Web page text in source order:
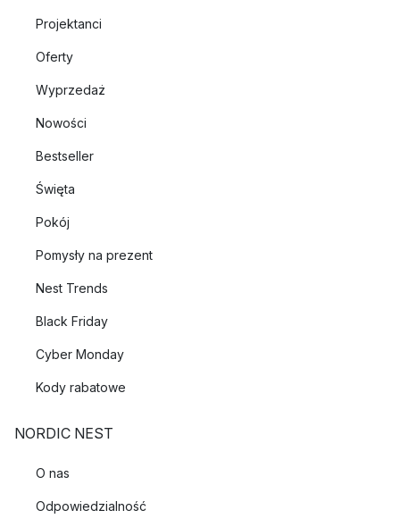
Projektanci
Oferty
Wyprzedaż
Nowości
Bestseller
Święta
Pokój
Pomysły na prezent
Nest Trends
Black Friday
Cyber Monday
Kody rabatowe
NORDIC NEST
O nas
Odpowiedzialność